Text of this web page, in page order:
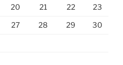
20 21 22 23
27 28 29 30